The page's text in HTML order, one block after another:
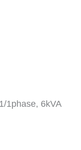
1phase, 6kVA